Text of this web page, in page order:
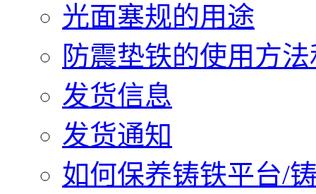
光面塞规的用途
防震垫铁的使用方
发货信息
发货通知
如何保养铸铁平台/